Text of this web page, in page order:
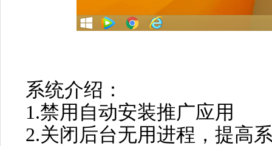
系统介绍：
1.禁用自动安装推广应用
2.关闭后台无用进程，提高